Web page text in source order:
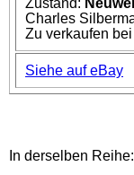
Zustand:
Charles
Zu verkaufen
Siehe auf eBay
In derselben Reihe: